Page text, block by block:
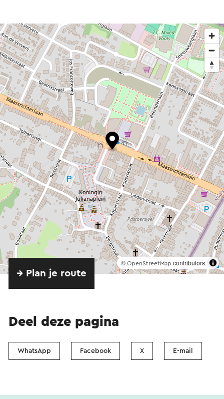
© OpenStreetMap contributors
→ Plan je route
Deel deze pagina
WhatsApp Facebook X E-mail